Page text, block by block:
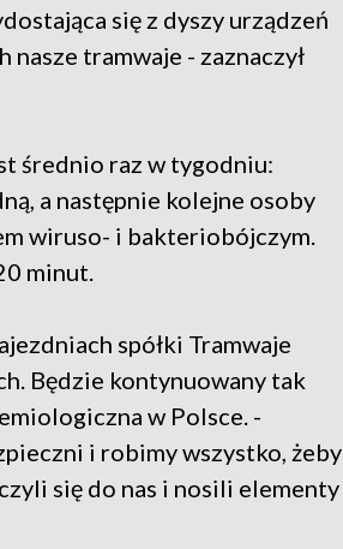
się z dyszy urządzeń
tramwaje - zaznaczył
średnio raz w tygodniu:
a następnie kolejne osoby
wiruso- i bakteriobójczym.
minut.
spółki Tramwaje
Będzie kontynuowany tak
w Polsce. -
i robimy wszystko, żeby
się do nas i nosili elementy